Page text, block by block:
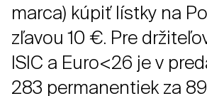
marca) kúpiť lístky na
zľavou 10 €. Pre
ISIC a Euro<26 je v
283 permanentiek za